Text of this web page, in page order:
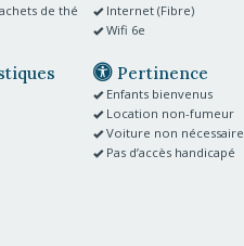
de thé
Internet (Fibre)
Wifi 6e
Pertinence
Enfants bienvenus
Location non-fumeur
Voiture non nécessaire
Pas d’accès handicapé